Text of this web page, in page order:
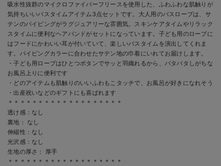
吸水性抜群のマイクロファイバーフリースを使用した、ふわふわな肌触りが
気持ちいいバスタイムアイテム3点セットです。大人用のバスローブは、サ
テンのパイピングがラグジュアリーな雰囲気。スキンケアタイムやリラック
スタイムに便利なヘアバンドがセットになっています。子ども用のローブに
はフードにかわいい耳が付いていて、楽しいバスタイムを演出してくれま
す。パイピングカラーに合わせたサテン地の巾着にいれてお届けします。
・子ども用ローブはひとつボタンでサッと羽織れるから、バタバタしがちな
お風呂上りに便利です
・どのアイテムも肌触りのいいふわもこタッチで、お風呂が好きになれそう
・出産祝いなどのギフトにも喜ばれます
＊＊＊＊＊＊＊＊＊＊＊＊＊＊＊＊＊＊＊
透け感：なし
裏地： なし
伸縮性：なし
光沢感：なし
生地の厚さ： 厚手
＊＊＊＊＊＊＊＊＊＊＊＊＊＊＊＊＊＊＊